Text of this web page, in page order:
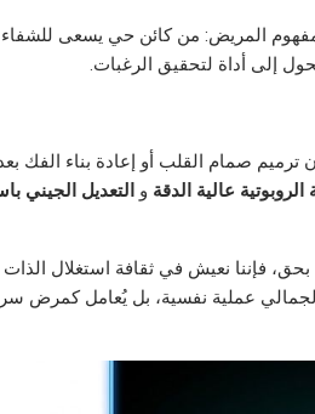
مفهوم المريض: من كائن حي يسعى
إلى أداة لتحقيق الرغبات.
صمام القلب أو إعادة بناء الفك بعد
الروبوتية عالية الدقة و التعديل الجيني
بحق، فإننا نعيش في ثقافة استغلال
عملية نفسية، بل يُعامل كمرض